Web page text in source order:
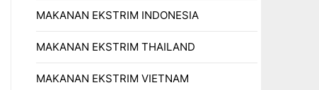
MAKANAN EKSTRIM INDONESIA
MAKANAN EKSTRIM THAILAND
MAKANAN EKSTRIM VIETNAM